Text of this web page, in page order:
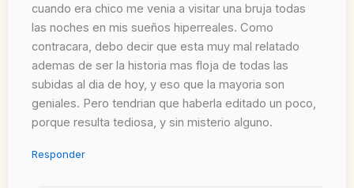
cuando era chico me venia a visitar una bruja todas
las noches en mis sueños hiperreales. Como
contracara, debo decir que esta muy mal relatado
ademas de ser la historia mas floja de todas las
subidas al dia de hoy, y eso que la mayoria son
geniales. Pero tendrian que haberla editado un poco,
porque resulta tediosa, y sin misterio alguno.
Responder